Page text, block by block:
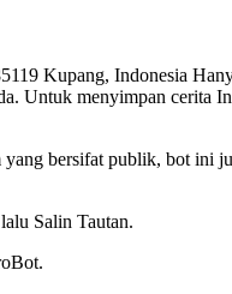
Kupang, Indonesia
Untuk menyimpan cerita
bersifat publik, bot ini
Salin Tautan.